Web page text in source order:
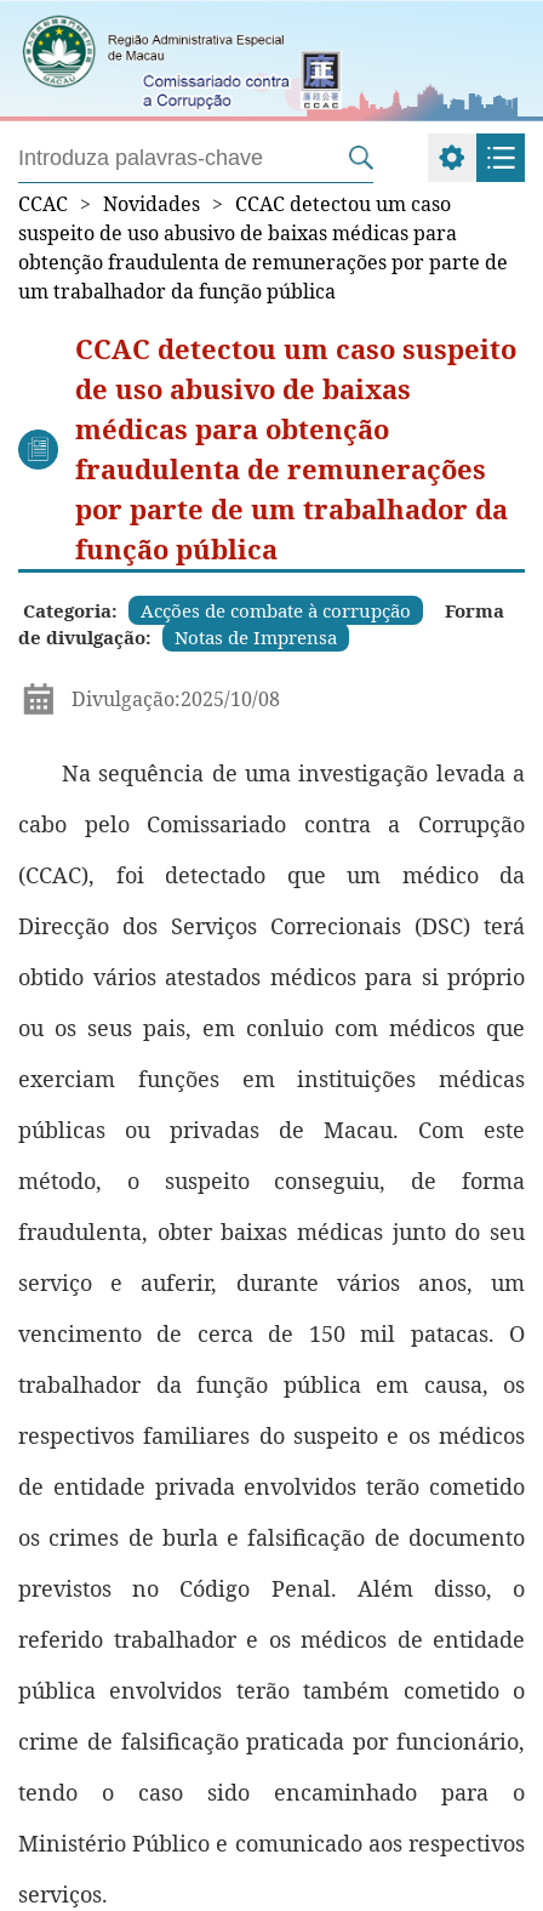
CCAC > Novidades > CCAC detectou um caso
suspeito de uso abusivo de baixas médicas para
obtenção fraudulenta de remunerações por parte de
um trabalhador da função pública
CCAC detectou um caso suspeito
de uso abusivo de baixas
médicas para obtenção
fraudulenta de remunerações
por parte de um trabalhador da
função pública
Categoria: Acções de combate à corrupção
Forma
de divulgação:
Notas de Imprensa
Divulgação:2025/10/08
Na sequência de uma investigação levada a
cabo pelo Comissariado contra a Corrupção
(CCAC), foi detectado que um médico da
Direcção dos Serviços Correcionais (DSC) terá
obtido vários atestados médicos para si próprio
ou os seus pais, em conluio com médicos que
exerciam funções em instituições médicas
públicas ou privadas de Macau. Com este
método, o suspeito conseguiu, de forma
fraudulenta, obter baixas médicas junto do seu
serviço e auferir, durante vários anos, um
vencimento de cerca de 150 mil patacas. O
trabalhador da função pública em causa, os
respectivos familiares do suspeito e os médicos
de entidade privada envolvidos terão cometido
os crimes de burla e falsificação de documento
previstos no Código Penal. Além disso, o
referido trabalhador e os médicos de entidade
pública envolvidos terão também cometido o
crime de falsificação praticada por funcionário,
tendo o caso sido encaminhado para o
Ministério Público e comunicado aos respectivos
serviços.